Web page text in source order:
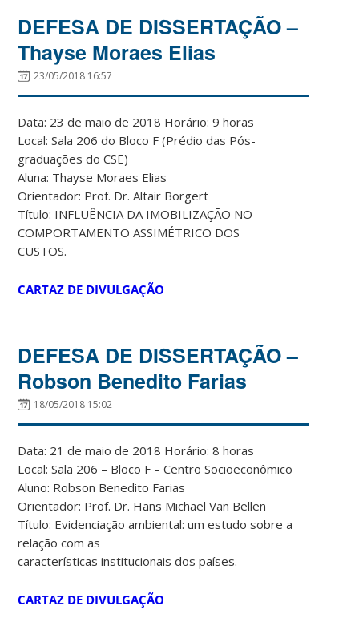
DEFESA DE DISSERTAÇÃO –
Thayse Moraes Elias
23/05/2018 16:57
Data: 23 de maio de 2018 Horário: 9 horas
Local: Sala 206 do Bloco F (Prédio das Pós-
graduações do CSE)
Aluna: Thayse Moraes Elias
Orientador: Prof. Dr. Altair Borgert
Título: INFLUÊNCIA DA IMOBILIZAÇÃO NO
COMPORTAMENTO ASSIMÉTRICO DOS
CUSTOS.
CARTAZ DE DIVULGAÇÃO
DEFESA DE DISSERTAÇÃO –
Robson Benedito Farias
18/05/2018 15:02
Data: 21 de maio de 2018 Horário: 8 horas
Local: Sala 206 – Bloco F – Centro Socioeconômico
Aluno: Robson Benedito Farias
Orientador: Prof. Dr. Hans Michael Van Bellen
Título: Evidenciação ambiental: um estudo sobre a
relação com as
características institucionais dos países.
CARTAZ DE DIVULGAÇÃO